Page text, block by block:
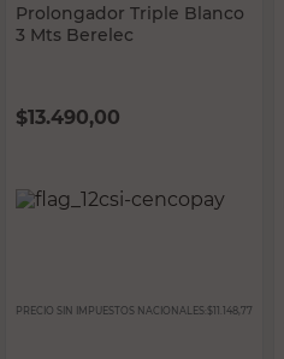
Prolongador Triple Blanco
3 Mts Berelec
$13.490,00
PRECIO SIN IMPUESTOS NACIONALES: $11.148,77